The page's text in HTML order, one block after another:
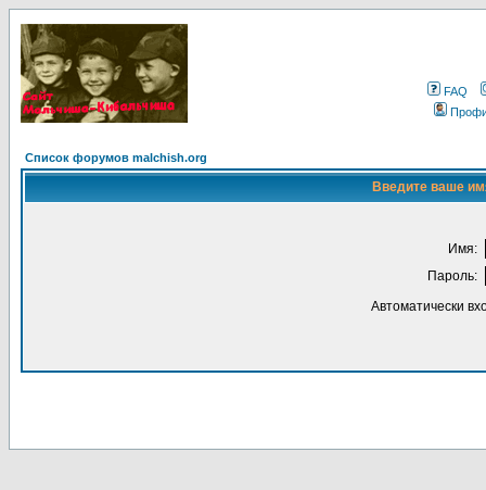
FAQ
Список форумов malchish.org
Введите ваше
Имя:
Пароль:
Автоматически